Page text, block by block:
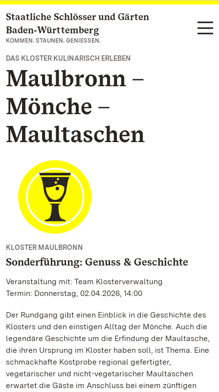
Zum Hauptinhalt springen
Staatliche Schlösser und Gärten
Baden‑Württemberg
KOMMEN. STAUNEN. GENIESSEN.
DAS KLOSTER KULINARISCH ERLEBEN
Maulbronn –
Mönche –
Maultaschen
KLOSTER MAULBRONN
Sonderführung: Genuss & Geschichte
Veranstaltung mit: Team Klosterverwaltung
Termin: Donnerstag, 02.04.2026, 14:00
Der Rundgang gibt einen Einblick in die Geschichte des
Klosters und den einstigen Alltag der Mönche. Auch die
legendäre Geschichte um die Erfindung der Maultasche,
die ihren Ursprung im Kloster haben soll, ist Thema. Eine
schmackhafte Kostprobe regional gefertigter,
vegetarischer und nicht-vegetarischer Maultaschen
erwartet die Gäste im Anschluss bei einem zünftigen